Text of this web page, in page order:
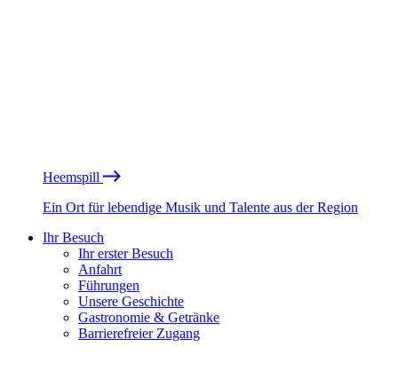
Heemspill
Ein Ort für lebendige Musik und Talente aus der Region
Ihr Besuch
Ihr erster Besuch
Anfahrt
Führungen
Unsere Geschichte
Gastronomie & Getränke
Barrierefreier Zugang